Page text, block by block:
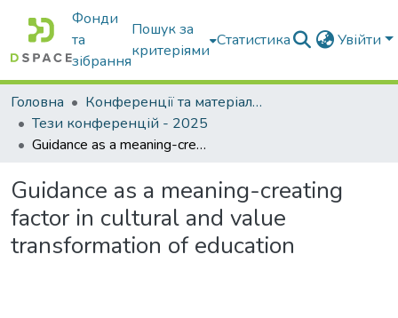
Фонди
та
зібрання
Пошук за
критеріями
Статистика Увійти
Головна
Конференції та матеріали конференцій
Тези конференцій - 2025
Guidance as a meaning-creating factor in cultural and value transformation of education
Guidance as a meaning-creating
factor in cultural and value
transformation of education